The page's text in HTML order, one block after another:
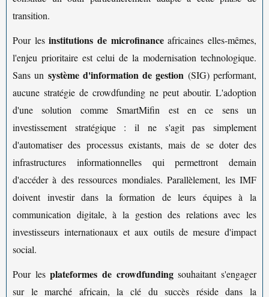
transition.
Pour lesinstitutions de microfinanceafricaines elles-mêmes,
l'enjeu prioritaire est celui de la modernisation technologique.
Sans un système d'information de gestion (SIG) performant,
aucune stratégie de crowdfunding ne peut aboutir. L'adoption
d'une solution comme SmartMifin est en ce sens un
investissement stratégique : il ne s'agit pas simplement
d'automatiser des processus existants, mais de se doter des
infrastructures informationnelles qui permettront demain
d'accéder à des ressources mondiales. Parallèlement, les IMF
doivent investir dans la formation de leurs équipes à la
communication digitale, à la gestion des relations avec les
investisseurs internationaux et aux outils de mesure d'impact
social.
Pour lesplateformes de crowdfundingsouhaitant s'engager
sur le marché africain, la clé du succès réside dans la